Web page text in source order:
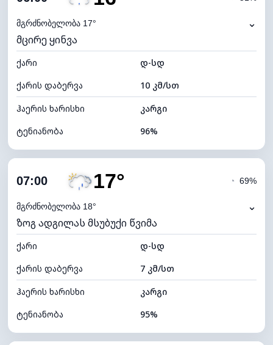
ნამის წერტილი
ხილვადობა
განათების ინდექსი 0 (ბნელი)
ღრუბლის სიმაღლე 5440 მ
მგრძნობელობა 17° ⌄
მცირე ყინვა
ქარი
დ-სდ
ქარის დაბერვა
10 კმ/სთ
ჰაერის ხარისხი
კარგი
ტენიანობა
96%
ღრუბლიანობა
ნამის წერტილი
ხილვადობა
2 კმ
განათების ინდექსი 0 (ბნელი)
ღრუბლის სიმაღლე 5840 მ
07:00 17°
მგრძნობელობა 18°
◔ 69%
⌄
ზოგ ადგილას მსუბუქი წვიმა
ქარი
დ-სდ
ქარის დაბერვა
7 კმ/სთ
ჰაერის ხარისხი
კარგი
ტენიანობა
95%